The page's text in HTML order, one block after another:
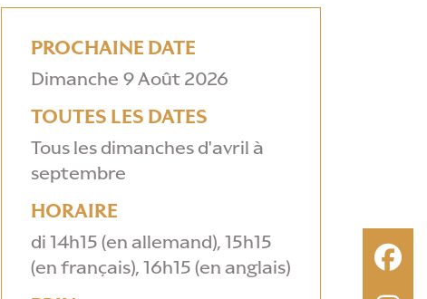
PROCHAINE DATE
Dimanche 9 Août 2026
TOUTES LES DATES
Tous les dimanches d'avril à
septembre
HORAIRE
di 14h15 (en allemand), 15h15
(en français), 16h15 (en anglais)